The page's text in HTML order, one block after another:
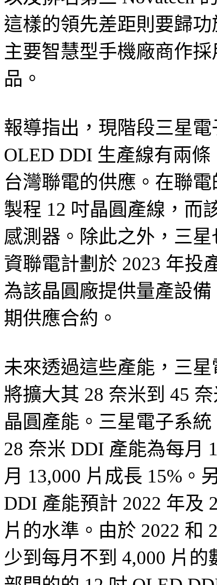
這樣的領先差距則要歸
主要智慧型手機廠商作
品。
報導指出，現階段三星
OLED DDI 生產線有兩
台灣聯電的供應。在聯
製程 12 吋晶圓產線，而
感測器。除此之外，三
資聯電計劃於 2023 年投
為該晶圓廠提供量產設
期供應合約。
未來透過這些產能，三
將擴大其 28 奈米到 45
晶圓產能。三星電子系
28 奈米 DDI 產能為每月
月 13,000 片成長 15%。
DDI 產能預計 2022 年及
片的水準。由於 2022 和
少到每月不到 4,000 片